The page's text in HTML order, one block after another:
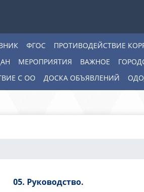
ФГОС ПРОТИВОДЕЙСТВИЕ
МЕРОПРИЯТИЯ ВАЖНОЕ
С ОО ДОСКА ОБЪЯВЛЕНИЙ
05. Руководство.